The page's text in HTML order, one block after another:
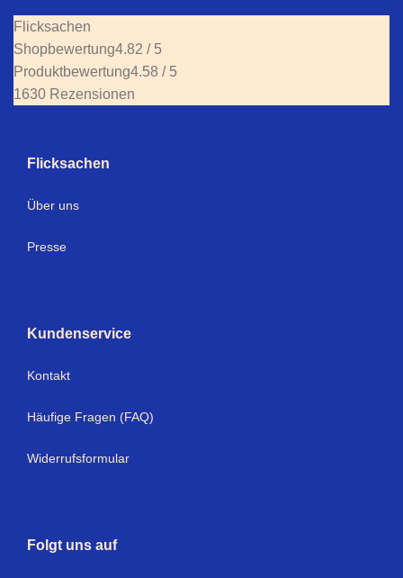
Flicksachen
Shopbewertung4.82 / 5
Produktbewertung4.58 / 5
1630 Rezensionen
Flicksachen
Über uns
Presse
Kundenservice
Kontakt
Häufige Fragen (FAQ)
Widerrufsformular
Folgt uns auf